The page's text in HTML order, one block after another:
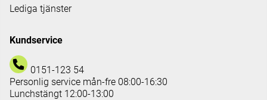
Lediga tjänster
Kundservice
0151-123 54
Personlig service mån-fre 08:00-16:30
Lunchstängt 12:00-13:00